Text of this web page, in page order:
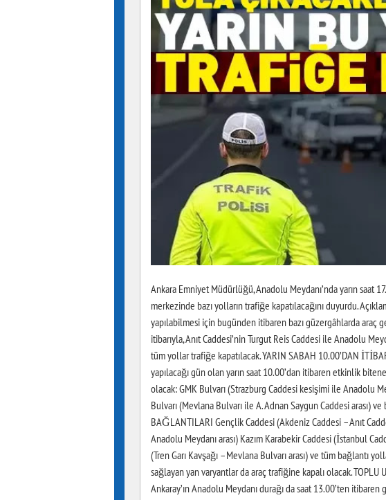
Ankara Emniyet Müdürlüğü, Anadolu Meydanı’nda yarın
merkezinde bazı yolların trafiğe kapatılacağını duyurdu.
yapılabilmesi için bugünden itibaren bazı güzergâhlarda araç
itibarıyla, Anıt Caddesi’nin Turgut Reis Caddesi ile Anadolu
tüm yollar trafiğe kapatılacak. YARIN SABAH 10.00’DAN
yapılacağı gün olan yarın saat 10.00’dan itibaren etkinlik
olacak: GMK Bulvarı (Strazburg Caddesi kesişimi ile Anadolu
Bulvarı (Mevlana Bulvarı ile A. Adnan Saygun Caddesi arası)
BAĞLANTILARI Gençlik Caddesi (Akdeniz Caddesi – Anıt
Anadolu Meydanı arası) Kazım Karabekir Caddesi (İstanbul
(Tren Garı Kavşağı – Mevlana Bulvarı arası) ve tüm bağlantı
sağlayan yan varyantlar da araç trafiğine kapalı olacak.
Ankaray’ın Anadolu Meydanı durağı da saat 13.00’ten